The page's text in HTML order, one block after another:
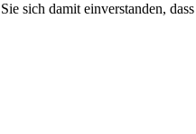
sich damit einverstanden,